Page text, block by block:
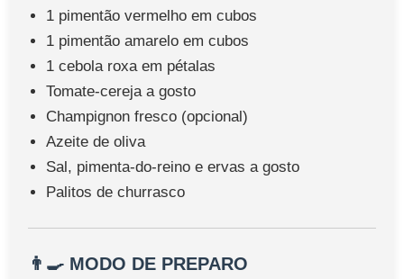
1 pimentão vermelho em cubos
1 pimentão amarelo em cubos
1 cebola roxa em pétalas
Tomate-cereja a gosto
Champignon fresco (opcional)
Azeite de oliva
Sal, pimenta-do-reino e ervas a gosto
Palitos de churrasco
👨‍🍳 MODO DE PREPARO